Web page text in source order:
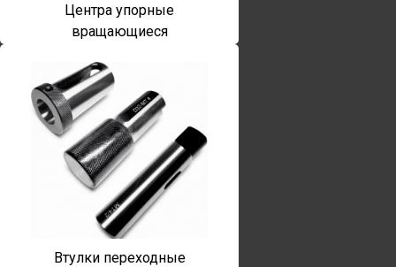
Центра упорные
вращающиеся
Втулки переходные